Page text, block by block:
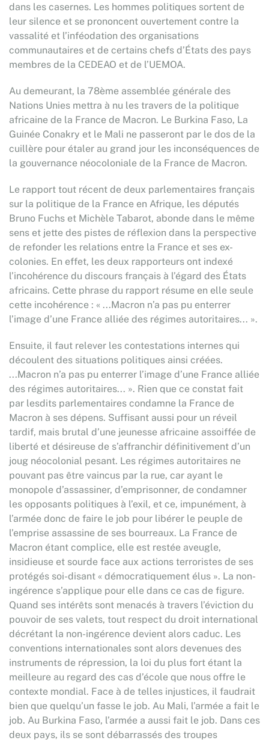
dans les casernes. Les hommes politiques sortent de
leur silence et se prononcent ouvertement contre la
vassalité et l’inféodation des organisations
communautaires et de certains chefs d’États des pays
membres de la CEDEAO et de l’UEMOA.
Au demeurant, la 78ème assemblée générale des
Nations Unies mettra à nu les travers de la politique
africaine de la France de Macron. Le Burkina Faso, La
Guinée Conakry et le Mali ne passeront par le dos de la
cuillère pour étaler au grand jour les inconséquences de
la gouvernance néocoloniale de la France de Macron.
Le rapport tout récent de deux parlementaires français
sur la politique de la France en Afrique, les députés
Bruno Fuchs et Michèle Tabarot, abonde dans le même
sens et jette des pistes de réflexion dans la perspective
de refonder les relations entre la France et ses ex-
colonies. En effet, les deux rapporteurs ont indexé
l’incohérence du discours français à l’égard des États
africains. Cette phrase du rapport résume en elle seule
cette incohérence : « ...Macron n’a pas pu enterrer
l’image d’une France alliée des régimes autoritaires... ».
Ensuite, il faut relever les contestations internes qui
découlent des situations politiques ainsi créées.
...Macron n’a pas pu enterrer l’image d’une France alliée
des régimes autoritaires... ». Rien que ce constat fait
par lesdits parlementaires condamne la France de
Macron à ses dépens. Suffisant aussi pour un réveil
tardif, mais brutal d’une jeunesse africaine assoiffée de
liberté et désireuse de s’affranchir définitivement d’un
joug néocolonial pesant. Les régimes autoritaires ne
pouvant pas être vaincus par la rue, car ayant le
monopole d’assassiner, d’emprisonner, de condamner
les opposants politiques à l’exil, et ce, impunément, à
l’armée donc de faire le job pour libérer le peuple de
l’emprise assassine de ses bourreaux. La France de
Macron étant complice, elle est restée aveugle,
insidieuse et sourde face aux actions terroristes de ses
protégés soi-disant « démocratiquement élus ». La non-
ingérence s’applique pour elle dans ce cas de figure.
Quand ses intérêts sont menacés à travers l’éviction du
pouvoir de ses valets, tout respect du droit international
décrétant la non-ingérence devient alors caduc. Les
conventions internationales sont alors devenues des
instruments de répression, la loi du plus fort étant la
meilleure au regard des cas d’école que nous offre le
contexte mondial. Face à de telles injustices, il faudrait
bien que quelqu’un fasse le job. Au Mali, l’armée a fait le
job. Au Burkina Faso, l’armée a aussi fait le job. Dans ces
deux pays, ils se sont débarrassés des troupes